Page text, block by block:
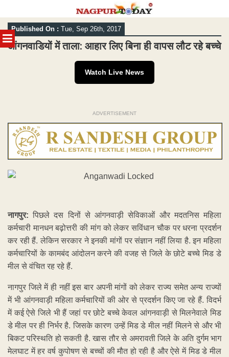
MENU
Skip
to
content
Published On : Tue, Sep 26th, 2017
आंगनवाडियों में ताला: आहार लिए बिना ही वापस लौट रहे बच्चे
Watch Live News
ADVERTISEMENT
नागपुर: पिछले दस दिनों से आंगनवाड़ी सेविकाओं और मदतनिस महिला
कर्मचारी मानधन बढ़ोत्तरी की मांग को लेकर सविंधान चौक पर धरना प्रदर्शन
कर रही हैं. लेकिन सरकार ने इनकी मांगों पर संज्ञान नहीं लिया है. इन महिला
कर्मचारियों के कामबंद आंदोलन करने की वजह से जिले के छोटे बच्चे मिड डे
मील से वंचित रह रहे हैं.
नागपुर जिले में ही नहीं इस बार अपनी मांगों को लेकर राज्य समेत अन्य राज्यों
में भी आंगनवाड़ी महिला कर्मचारियों की ओर से प्रदर्शन किए जा रहे हैं. विदर्भ
में कई ऐसे जिले भी हैं जहां पर छोटे बच्चे केवल आंगनवाड़ी से मिलनेवाले मिड
डे मील पर ही निर्भर है. जिसके कारण उन्हें मिड डे मील नहीं मिलने से और भी
बिकट परिस्थति हो सकती है. खास तौर से अमरावती जिले के अति दुर्गम भाग
मेलघाट में हर वर्ष कुपोषण से बच्चों की मौत हो रही है और ऐसे में मिड डे मील